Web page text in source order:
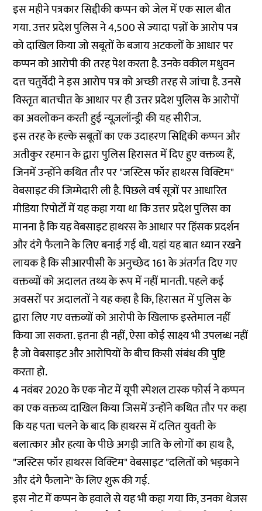
इस महीने पत्रकार सिद्दीकी कप्पन को जेल में एक साल बीत
गया. उत्तर प्रदेश पुलिस ने 4,500 से ज्यादा पन्नों के आरोप पत्र
को दाखिल किया जो सबूतों के बजाय अटकलों के आधार पर
कप्पन को आरोपी की तरह पेश करता है. उनके वकील मधुवन
दत्त चतुर्वेदी ने इस आरोप पत्र को अच्छी तरह से जांचा है. उनसे
विस्तृत बातचीत के आधार पर ही उत्तर प्रदेश पुलिस के आरोपों
का अवलोकन करती हुई न्यूज़लॉन्ड्री की यह सीरीज.
इस तरह के हल्के सबूतों का एक उदाहरण सिद्दिकी कप्पन और
अतीकुर रहमान के द्वारा पुलिस हिरासत में दिए हुए वक्तव्य हैं,
जिनमें उन्होंने कथित तौर पर "जस्टिस फॉर हाथरस विक्टिम"
वेबसाइट की जिम्मेदारी ली है. पिछले वर्ष सूत्रों पर आधारित
मीडिया रिपोर्टोंमें यह कहा गया था कि उत्तर प्रदेश पुलिस का
मानना है कि यह वेबसाइट हाथरस के आधार पर हिंसक प्रदर्शन
और दंगे फैलाने के लिए बनाई गई थी. यहां यह बात ध्यान रखने
लायक है कि सीआरपीसी के अनुच्छेद 161 के अंतर्गत दिए गए
वक्तव्यों को अदालत तथ्य के रूप में नहीं मानती. पहले कई
अवसरों पर अदालतों ने यह कहा है कि, हिरासत में पुलिस के
द्वारा लिए गए वक्तव्यों को आरोपी के खिलाफ इस्तेमाल नहीं
किया जा सकता. इतना ही नहीं, ऐसा कोई साक्ष्य भी उपलब्ध नहीं
है जो वेबसाइट और आरोपियों के बीच किसी संबंध की पुष्टि
करता हो.
4 नवंबर 2020 के एक नोट में यूपी स्पेशल टास्क फोर्स ने कप्पन
का एक वक्तव्य दाखिल किया जिसमें उन्होंने कथित तौर पर कहा
कि यह पता चलने के बाद कि हाथरस में दलित युवती के
बलात्कार और हत्या के पीछे अगड़ी जाति के लोगों का हाथ है,
"जस्टिस फॉर हाथरस विक्टिम" वेबसाइट "दलितों को भड़काने
और दंगे फैलाने" के लिए शुरू की गई.
इस नोट में कप्पन के हवाले से यह भी कहा गया कि, उनका थेजस